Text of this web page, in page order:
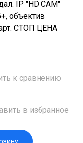
IP "HD CAM"
объектив
СТОП ЦЕНА
к сравнению
в избранное